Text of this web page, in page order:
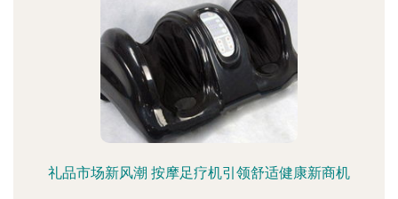
礼品市场新风潮 按摩足疗机引领舒适健康新商机